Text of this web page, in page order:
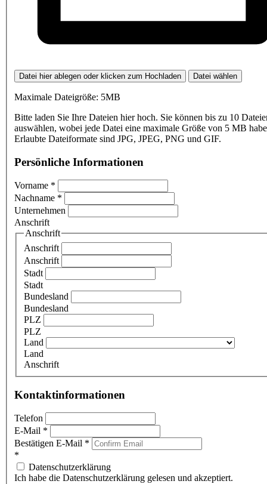
Datei hier ablegen oder klicken zum Hochladen Datei wählen
Maximale Dateigröße: 5MB
Bitte laden Sie Ihre Dateien hier hoch. Sie können bis zu 10
auswählen, wobei jede Datei eine maximale Größe von 5 MB
Erlaubte Dateiformate sind JPG, JPEG, PNG und GIF.
Persönliche Informationen
Vorname *
Nachname *
Unternehmen
Anschrift
Anschrift
Anschrift
Anschrift
Stadt
Stadt
Bundesland
Bundesland
PLZ
PLZ
Land
Land
Anschrift
Kontaktinformationen
Telefon
E-Mail *
Bestätigen E-Mail *
*
Datenschutzerklärung
Ich habe die Datenschutzerklärung gelesen und akzeptiert.